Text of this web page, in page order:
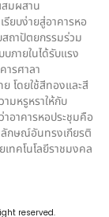
มผสาน
ยบง่ายสู่อาคารหอ
ถาปัตยกรรมร่วม
ภายในได้รับแรง
ารศาลา
โดยใช้สีทองและสี
ามหรูหราให้กับ
าอาคารหอประชุมคือ
กษณ์อันทรงเกียรติ
ทคโนโลยีราชมงคล
reserved.